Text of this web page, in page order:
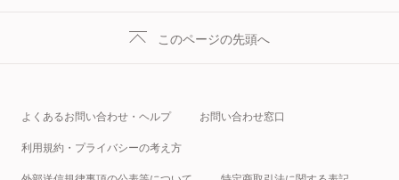
このページの先頭へ
よくあるお問い合わせ・ヘルプ お問い合わせ窓口
利用規約・プライバシーの考え方